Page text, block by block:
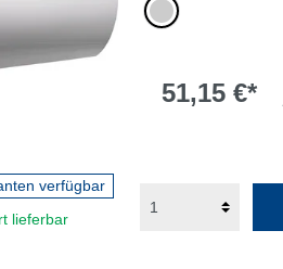
silber
51,15 €*
verfügbar
lieferbar